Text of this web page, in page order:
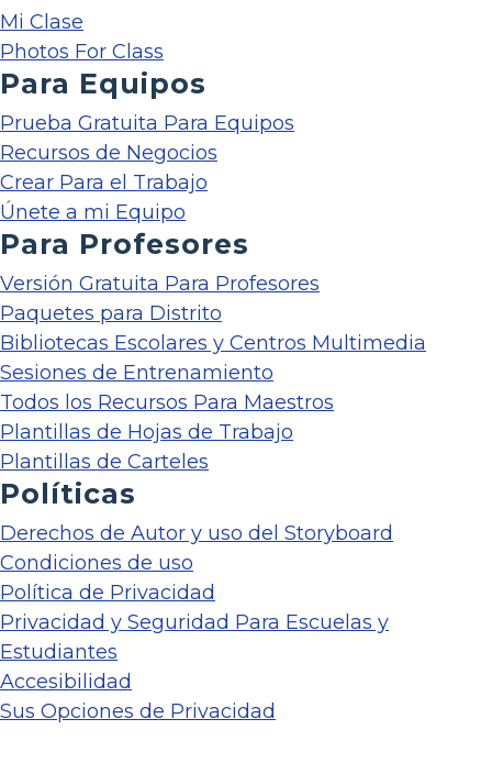
Mi Clase
Photos For Class
Para Equipos
Prueba Gratuita Para Equipos
Recursos de Negocios
Crear Para el Trabajo
Únete a mi Equipo
Para Profesores
Versión Gratuita Para Profesores
Paquetes para Distrito
Bibliotecas Escolares y Centros Multimedia
Sesiones de Entrenamiento
Todos los Recursos Para Maestros
Plantillas de Hojas de Trabajo
Plantillas de Carteles
Políticas
Derechos de Autor y uso del Storyboard
Condiciones de uso
Política de Privacidad
Privacidad y Seguridad Para Escuelas y
Estudiantes
Accesibilidad
Sus Opciones de Privacidad